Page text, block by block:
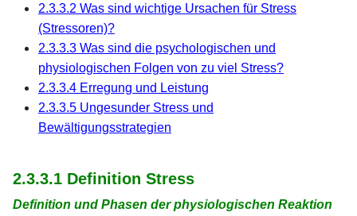
2.3.3.2 Was sind wichtige Ursachen für Stress
(Stressoren)?
2.3.3.3 Was sind die psychologischen und
physiologischen Folgen von zu viel Stress?
2.3.3.4 Erregung und Leistung
2.3.3.5 Ungesunder Stress und
Bewältigungsstrategien
2.3.3.1 Definition Stress
Definition und Phasen der physiologischen Reaktion